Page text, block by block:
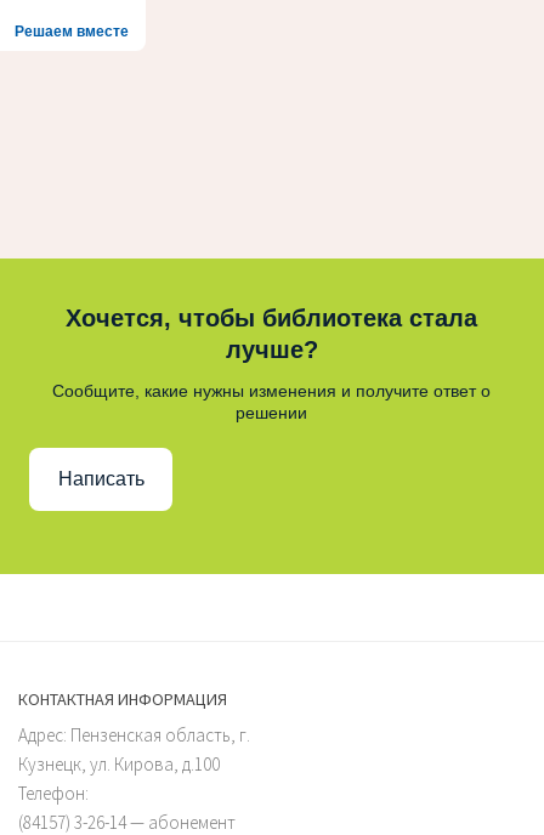
Решаем вместе
Хочется, чтобы библиотека стала
лучше?
Сообщите, какие нужны изменения и получите ответ о
решении
Написать
КОНТАКТНАЯ ИНФОРМАЦИЯ
Адрес: Пензенская область, г.
Кузнецк, ул. Кирова, д.100
Телефон:
(84157) 3-26-14 — абонемент